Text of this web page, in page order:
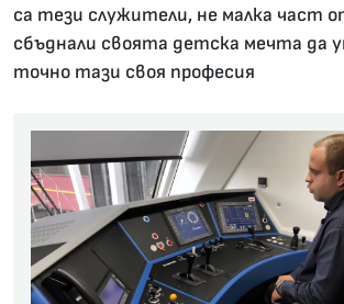
са тези служители, не малка част
сбъднали своята детска мечта да
точно тази своя професия